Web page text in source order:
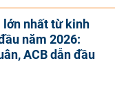
lớn nhất từ kinh
năm 2026:
ACB dẫn đầu